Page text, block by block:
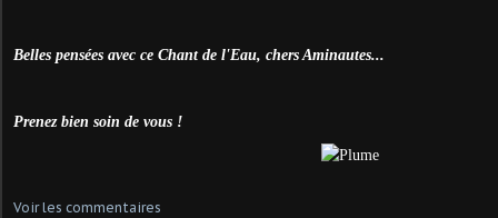
Belles pensées avec ce Chant de l'Eau, chers Aminautes...
Prenez bien soin de vous !
Voir les commentaires